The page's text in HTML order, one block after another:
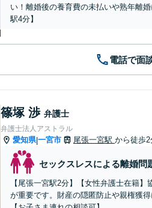
い！離婚後の養育費の未払いや熟年離
駅4分】
電話で面
篠塚 渉 弁護士
弁護士法人アストラル
愛知県|一宮市 尾張一宮駅 から徒歩2
セックスレスによる離婚問
【尾張一宮駅2分】【女性弁護士在籍
が重要です。財産の隠匿防止や親権獲